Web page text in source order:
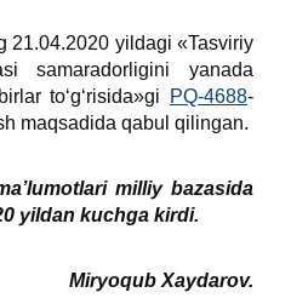
21.04.2020 yildagi «Tasviriy
samaradorligini yanada
toʻgʻrisida»gi
PQ-4688-
maqsadida qabul qilingan.
milliy bazasida
yildan kuchga kirdi.
Miryoqub Xaydarov.